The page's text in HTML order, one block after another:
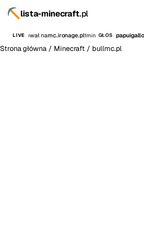
lista-minecraft.pl
LIVE
zagłosował namc.ironage.pl1min GŁOS
Strona główna / Minecraft / bullmc.pl